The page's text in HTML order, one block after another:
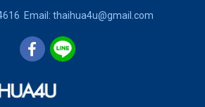
Email: thaihua4u@gmail.com